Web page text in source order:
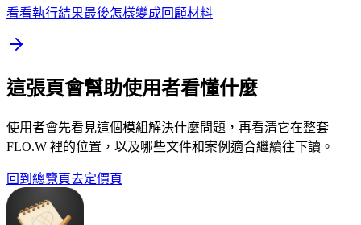
看看執行結果最後怎樣變成回顧材料
這張頁會幫助使用者看懂什麼
使用者會先看見這個模組解決什麼問題，再看清它在整套
FLO.W 裡的位置，以及哪些文件和案例適合繼續往下讀。
回到總覽頁去定價頁